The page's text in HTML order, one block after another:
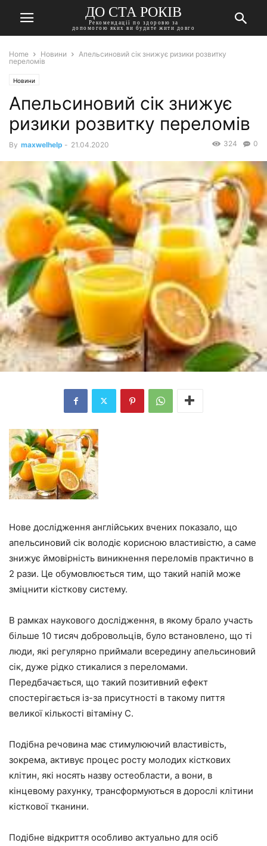
ДО СТА РОКІВ
Рекомендації по здоровю за
допомогою яких ви будите жити довго
Home Новини
Апельсиновий сік знижує ризики розвитку
переломів
Новини
Апельсиновий сік знижує
ризики розвитку переломів
By maxwelhelp - 21.04.2020 0
324
Нове дослідження англійських вчених показало, що
апельсиновий сік володіє корисною властивістю, а саме
знижує ймовірність виникнення переломів практично в
2 рази. Це обумовлюється тим, що такий напій може
зміцнити кісткову систему.
В рамках наукового дослідження, в якому брало участь
більше 10 тисяч добровольців, було встановлено, що ті
люди, які регулярно приймали всередину апельсиновий
сік, дуже рідко стикалися з переломами.
Передбачається, що такий позитивний ефект
спостерігається із-за присутності в такому пиття
великої кількості вітаміну С.
Подібна речовина має стимулюючий властивість,
зокрема, активує процес росту молодих кісткових
клітин, які носять назву остеобласти, а вони, в
кінцевому рахунку, трансформуються в дорослі клітини
кісткової тканини.
Подібне відкриття особливо актуально для осіб